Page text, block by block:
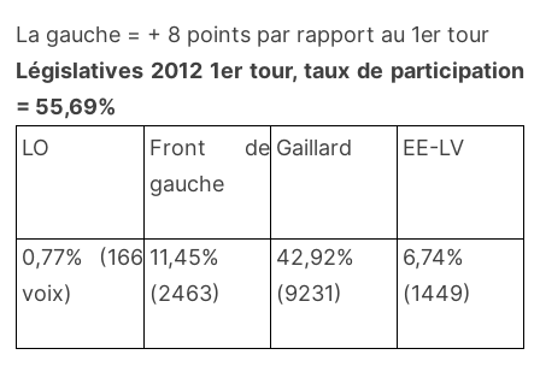
La gauche = + 8 points par rapport au 1er tour
Législatives 2012 1er tour, taux de participation
= 55,69%
LO
Front de
gauche
Gaillard EE-LV
0,77% (166
voix)
11,45%
(2463)
42,92%
(9231)
6,74%
(1449)